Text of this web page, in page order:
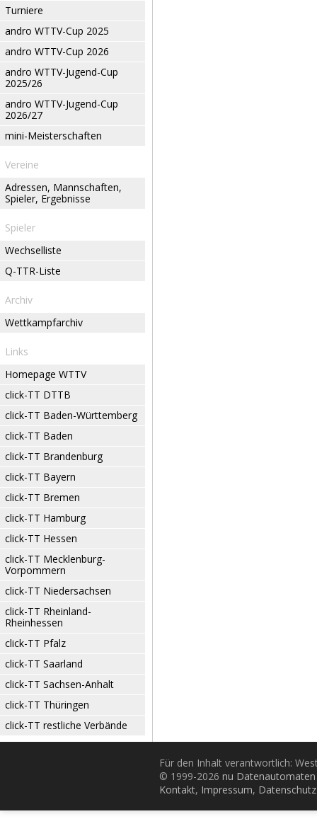
Turniere
andro WTTV-Cup 2025
andro WTTV-Cup 2026
andro WTTV-Jugend-Cup
2025/26
andro WTTV-Jugend-Cup
2026/27
mini-Meisterschaften
Vereine
Adressen, Mannschaften,
Spieler, Ergebnisse
Spieler
Wechselliste
Q-TTR-Liste
Archiv
Wettkampfarchiv
Links
Homepage WTTV
click-TT DTTB
click-TT Baden-Württemberg
click-TT Baden
click-TT Brandenburg
click-TT Bayern
click-TT Bremen
click-TT Hamburg
click-TT Hessen
click-TT Mecklenburg-
Vorpommern
click-TT Niedersachsen
click-TT Rheinland-
Rheinhessen
click-TT Pfalz
click-TT Saarland
click-TT Sachsen-Anhalt
click-TT Thüringen
click-TT restliche Verbände
Für den Inhalt verantwortlich:
© 1999-2026 nu
Kontakt, Impressum, Datenschutz